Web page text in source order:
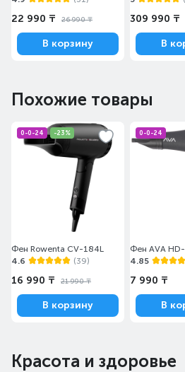
22 990 ₸ 26 990 ₸
В корзину
309 990 ₸
В
Похожие товары
0-0-24 -23%
Фен Rowenta CV-184L
4.6
(39)
16 990 ₸ 21 990 ₸
В корзину
0-0-24
Фен AVA
4.85
7 990 ₸
В
Красота и здоровье